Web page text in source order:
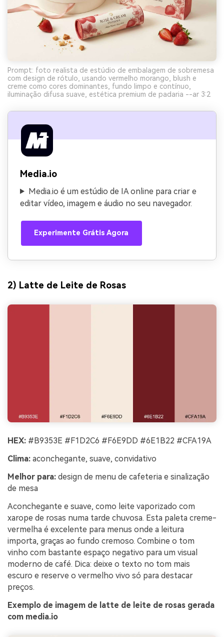
Prompt: foto realista de estúdio de embalagem de sobremesa
com design de rótulo, usando vermelho morango, blush e
creme como cores dominantes, fundo limpo e contínuo,
iluminação difusa suave, estética premium de padaria --ar 3:2
Media.io
Media.io é um estúdio de IA online para criar e
editar vídeo, imagem e áudio no seu navegador.
Experimente Grátis Agora
2) Latte de Leite de Rosas
HEX: #B9353E #F1D2C6 #F6E9DD #6E1B22 #CFA19A
Clima: aconchegante, suave, convidativo
Melhor para: design de menu de cafeteria e sinalização
de mesa
Aconchegante e suave, como leite vaporizado com
xarope de rosas numa tarde chuvosa. Esta paleta creme-
vermelha é excelente para menus onde a leitura
importa, graças ao fundo cremoso. Combine o tom
vinho com bastante espaço negativo para um visual
moderno de café. Dica: deixe o texto no tom mais
escuro e reserve o vermelho vivo só para destacar
preços.
Exemplo de imagem de latte de leite de rosas gerada
com media.io